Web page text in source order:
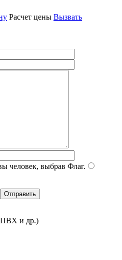
Расчет цены Вызвать
человек, выбрав Флаг.
и др.)